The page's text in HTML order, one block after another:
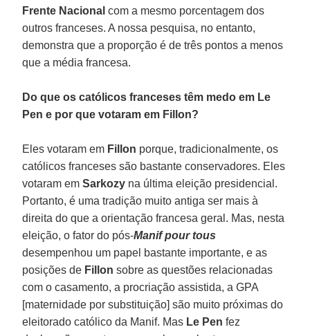
Frente Nacional com a mesmo porcentagem dos
outros franceses. A nossa pesquisa, no entanto,
demonstra que a proporção é de três pontos a menos
que a média francesa.
Do que os católicos franceses têm medo em Le
Pen e por que votaram em Fillon?
Eles votaram em Fillon porque, tradicionalmente, os
católicos franceses são bastante conservadores. Eles
votaram emSarkozy na última eleição presidencial.
Portanto, é uma tradição muito antiga ser mais à
direita do que a orientação francesa geral. Mas, nesta
eleição, o fator do pós-Manif pour tous
desempenhou um papel bastante importante, e as
posições de Fillon sobre as questões relacionadas
com o casamento, a procriação assistida, a GPA
[maternidade por substituição] são muito próximas do
eleitorado católico da Manif. Mas Le Pen fez